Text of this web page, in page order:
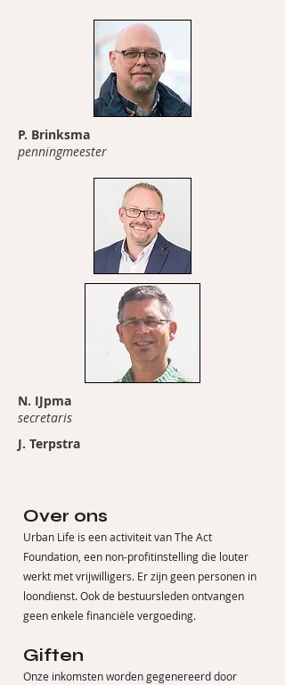
P. Brinksma
penningmeester
N. IJpma
secretaris
J. Terpstra
Over ons
Urban Life is een activiteit van The Act
Foundation, een non-profitinstelling die louter
werkt met vrijwilligers. Er zijn geen personen in
loondienst. Ook de bestuursleden ontvangen
geen enkele financiële vergoeding.
Giften
Onze inkomsten worden gegenereerd door